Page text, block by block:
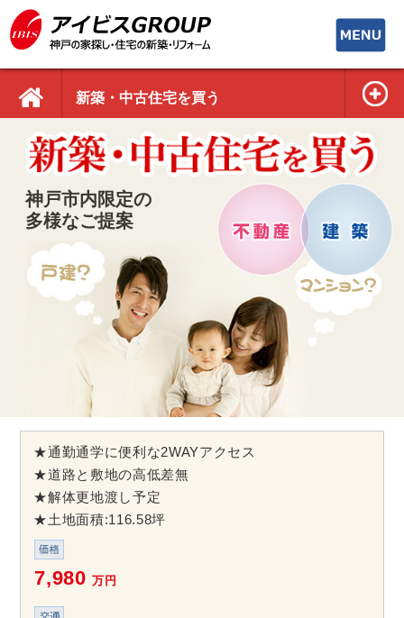
toggle
新築・中古住宅を買う
神戸市内限定の
多様なご提案
★通勤通学に便利な2WAYアクセス
★道路と敷地の高低差無
★解体更地渡し予定
★土地面積:116.58坪
7,980万円